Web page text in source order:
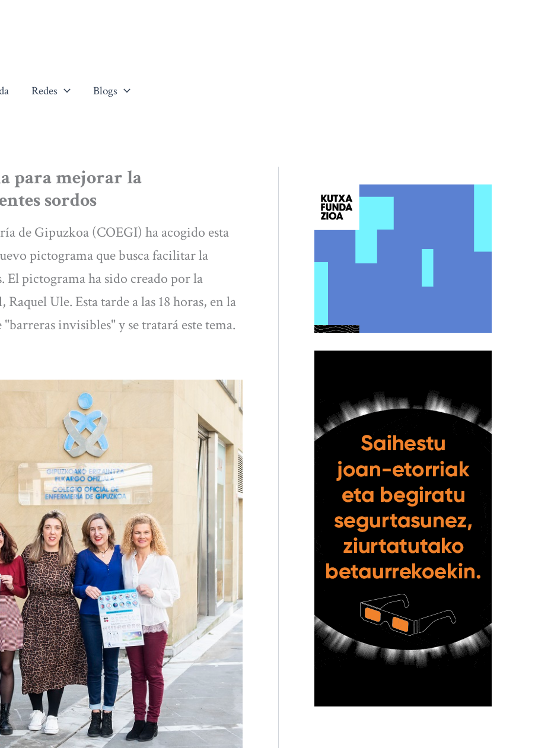
Redes Blogs
para mejorar la
sordos
de Gipuzkoa (COEGI) ha acogido esta
pictograma que busca facilitar la
El pictograma ha sido creado por la
Ule. Esta tarde a las 18 horas, en la
invisibles" y se tratará este tema.